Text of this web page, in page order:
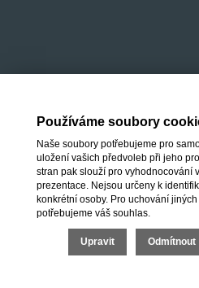
Používáme soubory
Naše soubory potřebujeme pro
uložení vašich předvoleb při jeho
stran pak slouží pro vyhodnocování
prezentace. Nejsou určeny k
konkrétní osoby. Pro uchování
potřebujeme váš souhlas.
Upravit Odmítnout